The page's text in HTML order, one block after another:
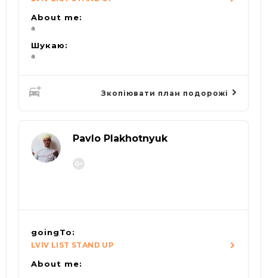
About me:
a
Шукаю:
a
Зкопіювати план подорожі
Pavlo Plakhotnyuk
goingTo:
LVIV LIST STAND UP
About me: